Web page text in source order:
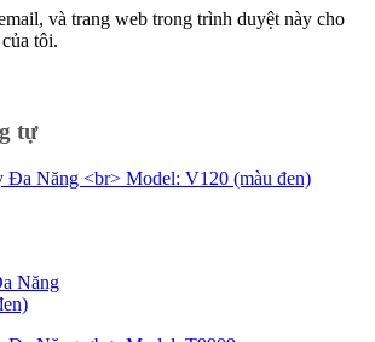
và trang web trong trình duyệt này cho
tôi.
tự
Năng